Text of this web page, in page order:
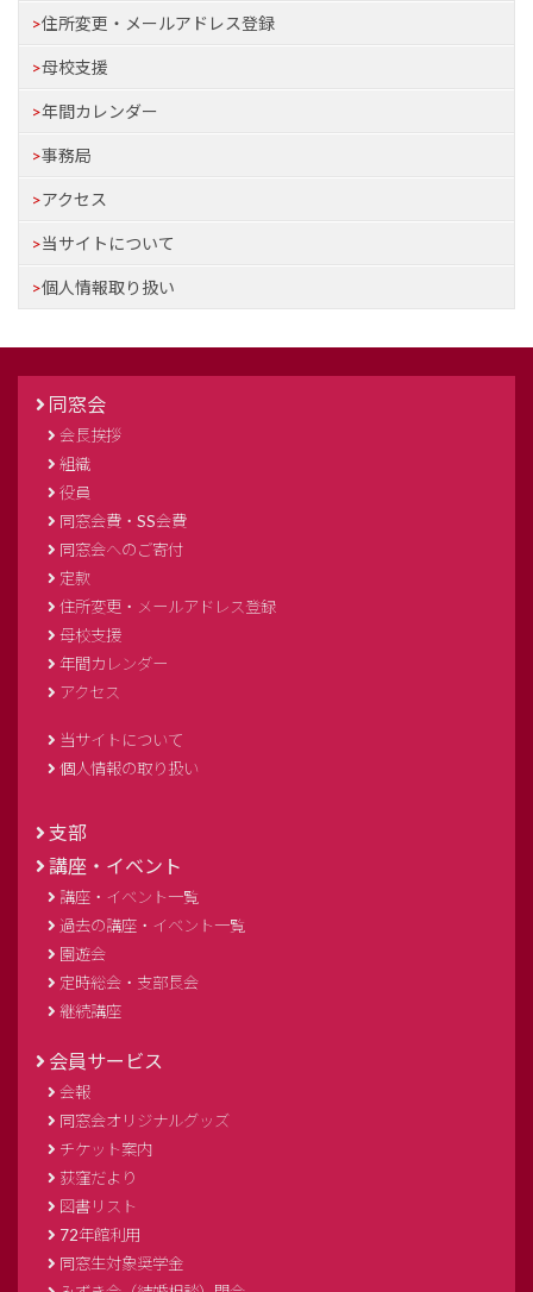
住所変更・メールアドレス登録
母校支援
年間カレンダー
事務局
アクセス
当サイトについて
個人情報取り扱い
同窓会
会長挨拶
組織
役員
同窓会費・SS会費
同窓会へのご寄付
定款
住所変更・メールアドレス登録
母校支援
年間カレンダー
アクセス
当サイトについて
個人情報の取り扱い
支部
講座・イベント
講座・イベント一覧
過去の講座・イベント一覧
園遊会
定時総会・支部長会
継続講座
会員サービス
会報
同窓会オリジナルグッズ
チケット案内
荻窪だより
図書リスト
72年館利用
同窓生対象奨学金